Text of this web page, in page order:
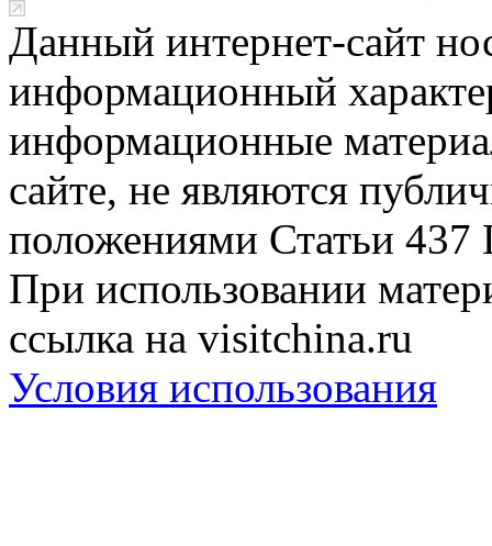
Данный интернет-сайт
информационный
информационные
сайте, не являются
положениями Статьи 437
При использовании
ссылка на visitchina.ru
Условия использования